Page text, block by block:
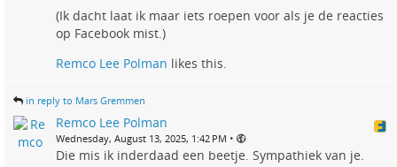
(Ik dacht laat ik maar iets roepen voor als je de reacties
op Facebook mist.)
Remco Lee Polman likes this.
in reply to Mars Gremmen
Remco Lee Polman
Wednesday, August 13, 2025, 1:42 PM •
Die mis ik inderdaad een beetje. Sympathiek van je.